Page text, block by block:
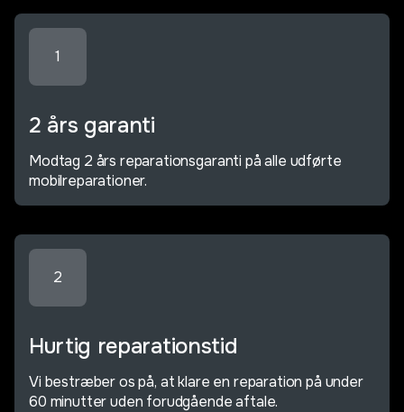
1
2 års garanti
Modtag 2 års reparationsgaranti på alle udførte
mobilreparationer.
2
Hurtig reparationstid
Vi bestræber os på, at klare en reparation på under
60 minutter uden forudgående aftale.